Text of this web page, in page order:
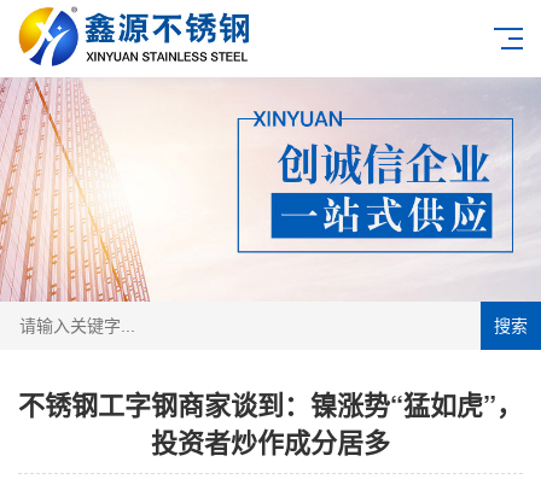
搜索
不锈钢工字钢商家谈到：镍涨势“猛如虎”，
投资者炒作成分居多